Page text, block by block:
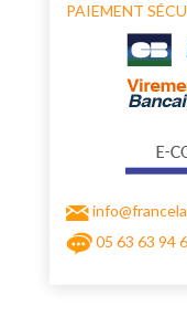
PAIEMENT
05 63 63 94